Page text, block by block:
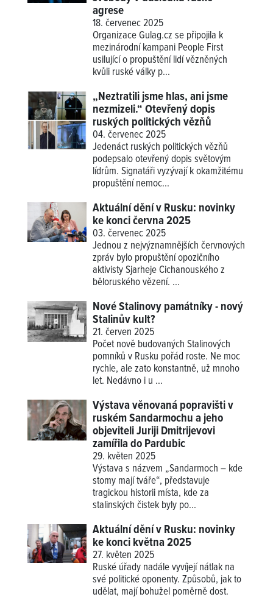
agrese
18. červenec 2025
Organizace Gulag.cz se připojila k
mezinárodní kampani People First
usilující o propuštění lidí vězněných
kvůli ruské války p...
„Neztratili jsme hlas, ani jsme
nezmizeli.“ Otevřený dopis
ruských politických vězňů
04. červenec 2025
Jedenáct ruských politických vězňů
podepsalo otevřený dopis světovým
lídrům. Signatáři vyzývají k okamžitému
propuštění nemoc...
Aktuální dění v Rusku: novinky
ke konci června 2025
03. červenec 2025
Jednou z nejvýznamnějších červnových
zpráv bylo propuštění opozičního
aktivisty Sjarheje Cichanouského z
běloruského vězení. ...
Nové Stalinovy památníky - nový
Stalinův kult?
21. červen 2025
Počet nově budovaných Stalinových
pomníků v Rusku pořád roste. Ne moc
rychle, ale zato konstantně, už mnoho
let. Nedávno i u ...
Výstava věnovaná popravišti v
ruském Sandarmochu a jeho
objeviteli Juriji Dmitrijevovi
zamířila do Pardubic
29. květen 2025
Výstava s názvem „Sandarmoch – kde
stomy mají tváře“, představuje
tragickou historii místa, kde za
stalinských čistek byly po...
Aktuální dění v Rusku: novinky
ke konci května 2025
27. květen 2025
Ruské úřady nadále vyvíjejí nátlak na
své politické oponenty. Způsobů, jak to
udělat, mají bohužel poměrně dost.